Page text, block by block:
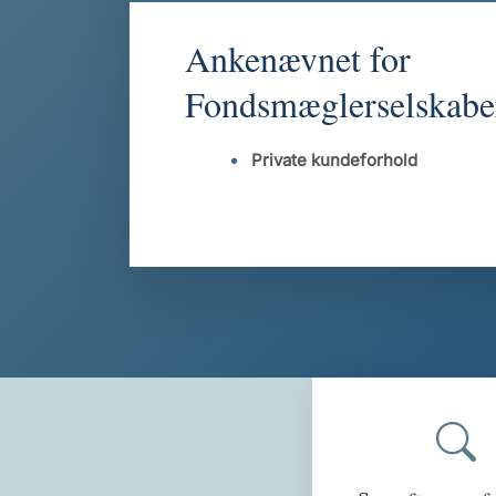
Ankenævnet for
Private kundeforhold